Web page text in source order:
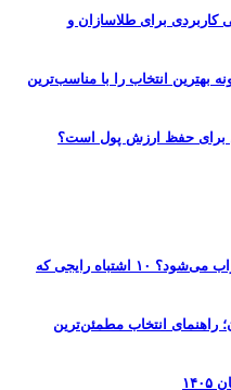
کاربردی برای طلاسازان و
انتخاب را با مناسب‌ترین
برای حفظ ارزش پول است؟
چرا باتری خودرو زودتر از موعد خراب می‌شود؟ ۱۰ اشتباه رایجی که
راهنمای انتخاب مطمئن‌ترین